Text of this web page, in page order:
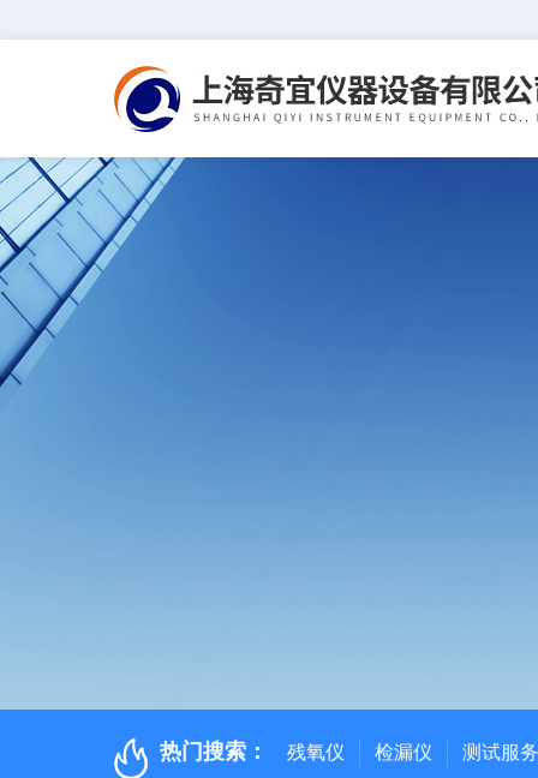
热门搜索： 残氧仪 检漏仪 测试服务